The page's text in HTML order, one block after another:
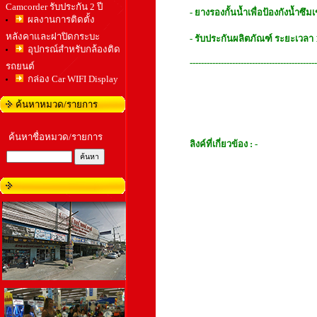
Camcorder รับประกัน 2 ปี
ผลงานการติดตั้ง
หลังคาและฝาปิดกระบะ
อุปกรณ์สำหรับกล้องติด
รถยนต์
กล่อง Car WIFI Display
ค้นหาหมวด/รายการ
ค้นหาชื่อหมวด/รายการ
- ยางรองกั้นน้ำเพื่อป้องกังน้ำซึม
- รับประกันผลิตภัณฑ์ ระยะเวลา
---------------------------------------------
ลิงค์ที่เกี่ยวข้อง : -